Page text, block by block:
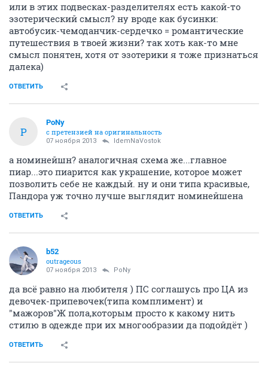
или в этих подвесках-разделителях есть какой-то
эзотерический смысл? ну вроде как бусинки:
автобусик-чемоданчик-сердечко = романтические
путешествия в твоей жизни? так хоть как-то мне
смысл понятен, хотя от эзотерики я тоже признаться
далека)
ОТВЕТИТЬ
P
PoNy
с претензией на оригинальность
07 ноября 2013 IdemNaVostok
а номинейшн? аналогичная схема же...главное
пиар...это пиарится как украшение, которое может
позволить себе не каждый. ну и они типа красивые,
Пандора уж точно лучше выглядит номинейшена
ОТВЕТИТЬ
b52
outrageous
07 ноября 2013 PoNy
да всё равно на любителя ) ПС соглашусь про ЦА из
девочек-припевочек(типа комплимент) и
"мажоров"Ж пола,которым просто к какому нить
стилю в одежде при их многообразии да подойдёт )
ОТВЕТИТЬ